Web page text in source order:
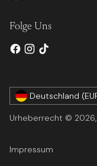
Folge Uns
Währung
Urheberrecht © 2026,
Impressum